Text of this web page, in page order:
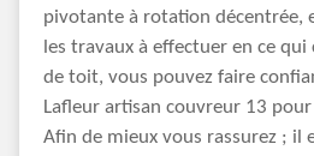
pivotante à rotation décentrée,
les travaux à effectuer en ce
de toit, vous pouvez faire
Lafleur artisan couvreur 13
Afin de mieux vous rassurez ; il